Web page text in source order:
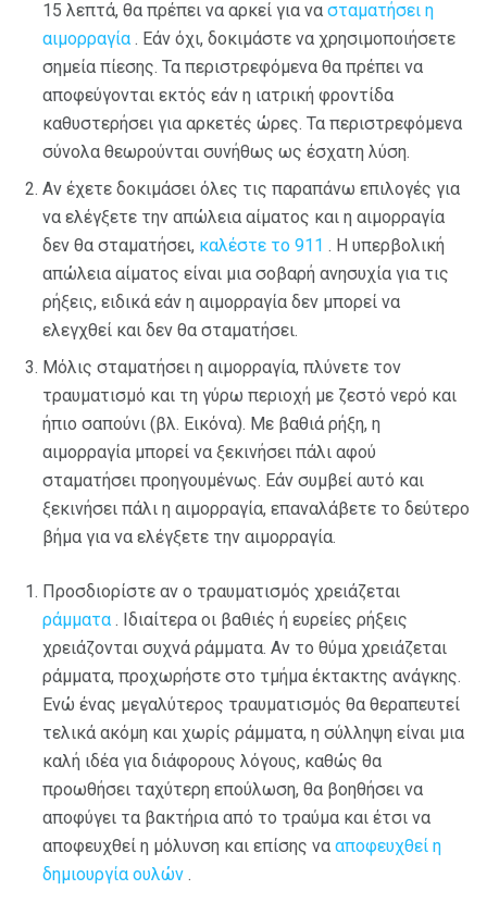
15 λεπτά, θα πρέπει να αρκεί για να σταματήσει η
αιμορραγία . Εάν όχι, δοκιμάστε να χρησιμοποιήσετε
σημεία πίεσης. Τα περιστρεφόμενα θα πρέπει να
αποφεύγονται εκτός εάν η ιατρική φροντίδα
καθυστερήσει για αρκετές ώρες. Τα περιστρεφόμενα
σύνολα θεωρούνται συνήθως ως έσχατη λύση.
Αν έχετε δοκιμάσει όλες τις παραπάνω επιλογές για
να ελέγξετε την απώλεια αίματος και η αιμορραγία
δεν θα σταματήσει, καλέστε το 911 . Η υπερβολική
απώλεια αίματος είναι μια σοβαρή ανησυχία για τις
ρήξεις, ειδικά εάν η αιμορραγία δεν μπορεί να
ελεγχθεί και δεν θα σταματήσει.
Μόλις σταματήσει η αιμορραγία, πλύνετε τον
τραυματισμό και τη γύρω περιοχή με ζεστό νερό και
ήπιο σαπούνι (βλ. Εικόνα). Με βαθιά ρήξη, η
αιμορραγία μπορεί να ξεκινήσει πάλι αφού
σταματήσει προηγουμένως. Εάν συμβεί αυτό και
ξεκινήσει πάλι η αιμορραγία, επαναλάβετε το δεύτερο
βήμα για να ελέγξετε την αιμορραγία.
Προσδιορίστε αν ο τραυματισμός χρειάζεται
ράμματα . Ιδιαίτερα οι βαθιές ή ευρείες ρήξεις
χρειάζονται συχνά ράμματα. Αν το θύμα χρειάζεται
ράμματα, προχωρήστε στο τμήμα έκτακτης ανάγκης.
Ενώ ένας μεγαλύτερος τραυματισμός θα θεραπευτεί
τελικά ακόμη και χωρίς ράμματα, η σύλληψη είναι μια
καλή ιδέα για διάφορους λόγους, καθώς θα
προωθήσει ταχύτερη επούλωση, θα βοηθήσει να
αποφύγει τα βακτήρια από το τραύμα και έτσι να
αποφευχθεί η μόλυνση και επίσης να αποφευχθεί η
δημιουργία ουλών .